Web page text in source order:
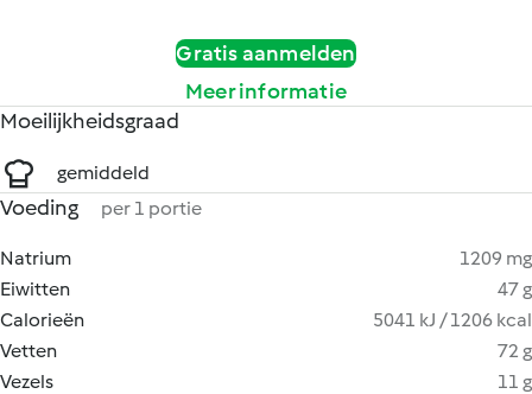
Gratis aanmelden
Meer informatie
Moeilijkheidsgraad
gemiddeld
Voeding per 1 portie
Natrium
1209 mg
Eiwitten
47 g
Calorieën
5041 kJ / 1206 kcal
Vetten
72 g
Vezels
11 g